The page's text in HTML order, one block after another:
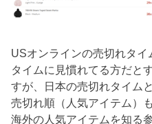
USオンラインの売切れタ
タイムに見慣れてる方だと
すが、日本の売切れタイム
売切れ順（人気アイテム）
海外の人気アイテムを知る